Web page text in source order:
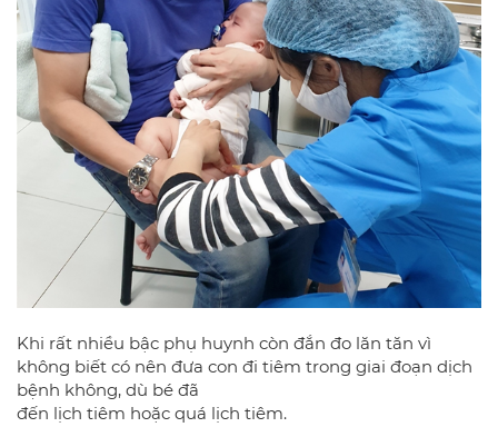
Khi rất nhiều bậc phụ huynh còn đắn đo lăn tăn vì
không biết có nên đưa con đi tiêm trong giai đoạn dịch
bệnh không, dù bé đã
đến lịch tiêm hoặc quá lịch tiêm.